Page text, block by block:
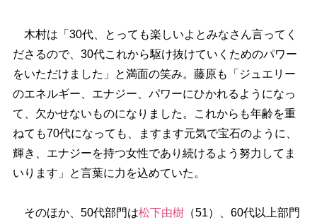
木村は「30代、とっても楽しいよとみなさん言ってく
ださるので、30代これから駆け抜けていくためのパワー
をいただけました」と満面の笑み。藤原も「ジュエリー
のエネルギー、エナジー、パワーにひかれるようになっ
て、欠かせないものになりました。これからも年齢を重
ねても70代になっても、ますます元気で宝石のように、
輝き、エナジーを持つ女性であり続けるよう努力してま
いります」と言葉に力を込めていた。
そのほか、50代部門は松下由樹（51）、60代以上部門